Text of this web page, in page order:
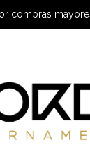
compras